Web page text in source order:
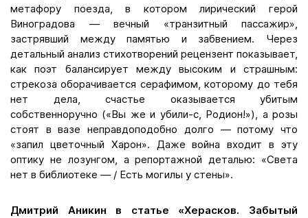
метафору поезда, в котором лирический герой
Виноградова — вечный «транзитный пассажир»,
застрявший между памятью и забвением. Через
детальный анализ стихотворений рецензент показывает,
как поэт балансирует между высоким и страшным:
стрекоза оборачивается серафимом, которому до тебя
нет дела, счастье оказывается убитым
собственноручно («Вы же и убили-с, Родион!»), а розы
стоят в вазе неправдоподобно долго — потому что
«запил цветочный Харон». Даже война входит в эту
оптику не лозунгом, а репортажной деталью: «Света
нет в библиотеке — / Есть могилы у стены».
Дмитрий Аникин в статье «Херасков. Забытый